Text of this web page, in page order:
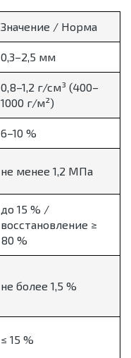
Значение / Норма
0,3–2,5 мм
0,8–1,2 г/см³ (400–
1000 г/м²)
6–10 %
не менее 1,2 МПа
до 15 % /
восстановление ≥
80 %
не более 1,5 %
≤ 15 %